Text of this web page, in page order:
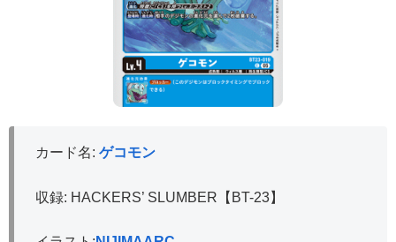
カード名: ゲコモン
収録: HACKERS’ SLUMBER【BT-23】